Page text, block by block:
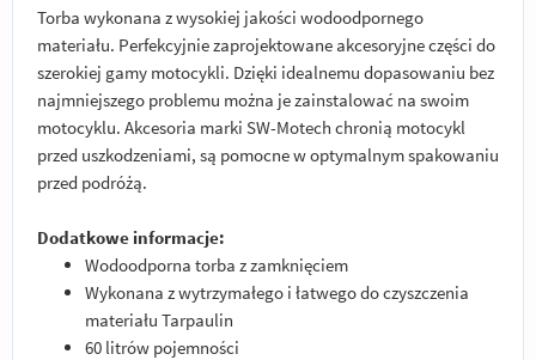
Torba wykonana z wysokiej jakości wodoodpornego
materiału. Perfekcyjnie zaprojektowane akcesoryjne części do
szerokiej gamy motocykli. Dzięki idealnemu dopasowaniu bez
najmniejszego problemu można je zainstalować na swoim
motocyklu. Akcesoria marki SW-Motech chronią motocykl
przed uszkodzeniami, są pomocne w optymalnym spakowaniu
przed podróżą.
Dodatkowe informacje:
Wodoodporna torba z zamknięciem
Wykonana z wytrzymałego i łatwego do czyszczenia
materiału Tarpaulin
60 litrów pojemności